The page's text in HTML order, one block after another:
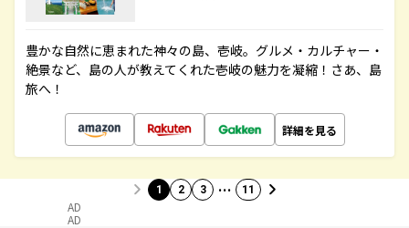
豊かな自然に恵まれた神々の島、壱岐。グルメ・カルチャー・
絶景など、島の人が教えてくれた壱岐の魅力を凝縮！さあ、島
旅へ！
詳細を見る
1 2 3 … 11
AD
AD